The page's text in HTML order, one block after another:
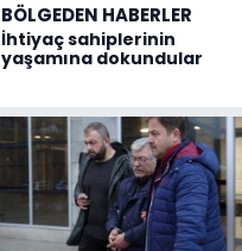
BÖLGEDEN HABERLER
İhtiyaç sahiplerinin
yaşamına dokundular